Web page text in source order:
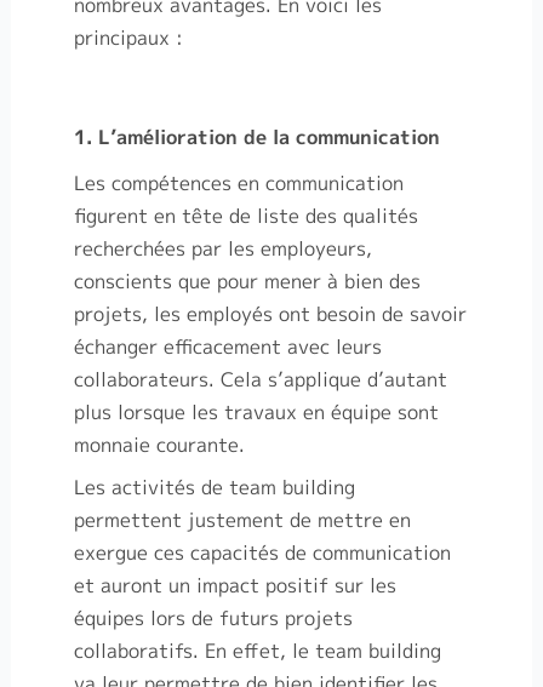
nombreux avantages. En voici les
principaux :
1. L’amélioration de la communication
Les compétences en communication
figurent en tête de liste des qualités
recherchées par les employeurs,
conscients que pour mener à bien des
projets, les employés ont besoin de savoir
échanger efficacement avec leurs
collaborateurs. Cela s’applique d’autant
plus lorsque les travaux en équipe sont
monnaie courante.
Les activités de team building
permettent justement de mettre en
exergue ces capacités de communication
et auront un impact positif sur les
équipes lors de futurs projets
collaboratifs. En effet, le team building